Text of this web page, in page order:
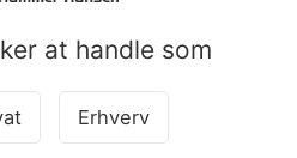
at handle som
Erhverv
XEROX COLOTECH+
FSC PK. A 500 ARK